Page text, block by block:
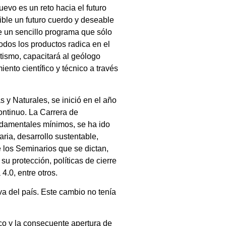
es un reto hacia el futuro
un futuro cuerdo y deseable
un sencillo programa que sólo
los productos radica en el
capacitará al geólogo
científico y técnico a través
y Naturales, se inició en el año
La Carrera de
mínimos, se ha ido
desarrollo sustentable,
Seminarios que se dictan,
protección, políticas de cierre
entre otros.
del país. Este cambio no tenía
y la consecuente apertura de